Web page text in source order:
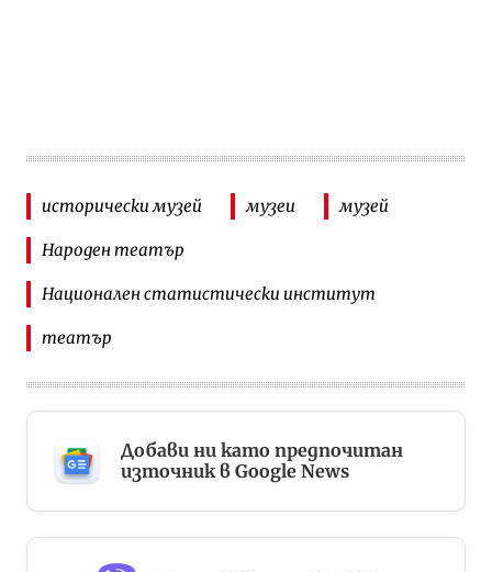
исторически музей музеи музей
Народен театър
Национален статистически институт
театър
Добави ни като предпочитан
източник в Google News